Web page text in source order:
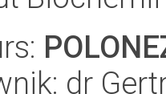
dr